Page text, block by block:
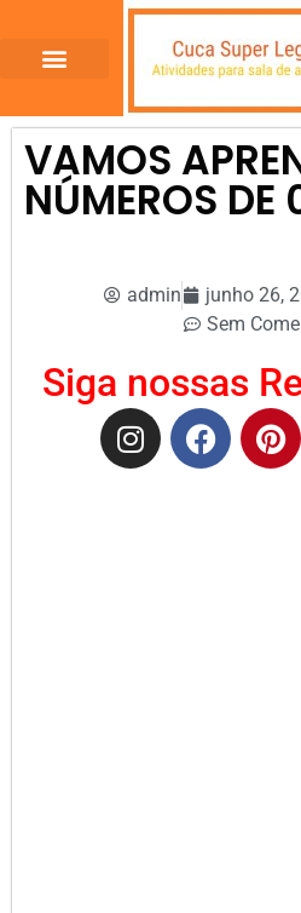
VAMOS
NÚMEROS DE
admin junho 26,
Sem
Siga nossas